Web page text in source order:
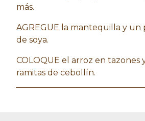
más.
AGREGUE la mantequilla y un
de soya.
COLOQUE el arroz en tazones
ramitas de cebollín.